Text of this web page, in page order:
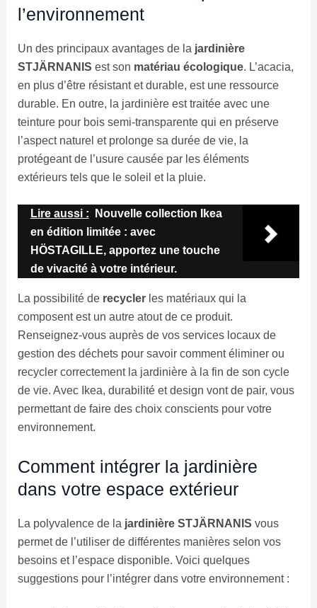
l’environnement
Un des principaux avantages de la jardinière
STJÄRNANIS est son matériau écologique. L’acacia,
en plus d’être résistant et durable, est une ressource
durable. En outre, la jardinière est traitée avec une
teinture pour bois semi-transparente qui en préserve
l’aspect naturel et prolonge sa durée de vie, la
protégeant de l’usure causée par les éléments
extérieurs tels que le soleil et la pluie.
Lire aussi :
Nouvelle collection Ikea
en édition limitée : avec
HÖSTAGILLE, apportez une touche
de vivacité à votre intérieur.
La possibilité de recyclerles matériaux qui la
composent est un autre atout de ce produit.
Renseignez-vous auprès de vos services locaux de
gestion des déchets pour savoir comment éliminer ou
recycler correctement la jardinière à la fin de son cycle
de vie. Avec Ikea, durabilité et design vont de pair, vous
permettant de faire des choix conscients pour votre
environnement.
Comment intégrer la jardinière
dans votre espace extérieur
La polyvalence de la jardinière STJÄRNANIS vous
permet de l’utiliser de différentes manières selon vos
besoins et l’espace disponible. Voici quelques
suggestions pour l’intégrer dans votre environnement :